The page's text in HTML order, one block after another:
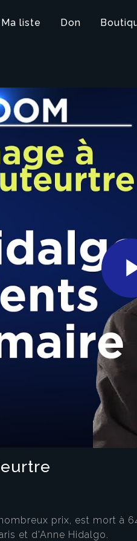
Ma liste Don
prix, est mort à
et d'Anne Hidalgo.